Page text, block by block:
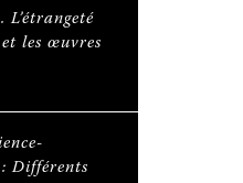
L’étrangeté
les œuvres
Différents